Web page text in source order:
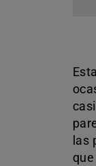
las